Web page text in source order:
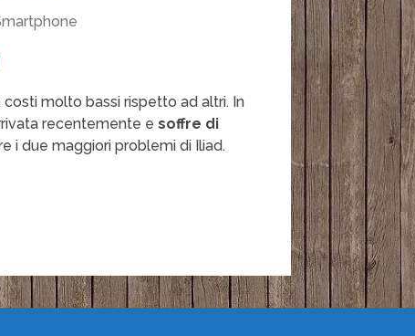
molto bassi rispetto ad altri. In
recentemente esoffre di
i due maggiori problemi di Iliad.